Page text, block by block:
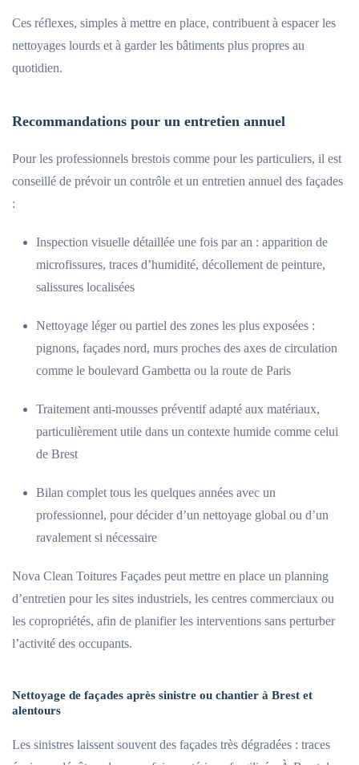
Ces réflexes, simples à mettre en place, contribuent à espacer les
nettoyages lourds et à garder les bâtiments plus propres au
quotidien.
Recommandations pour un entretien annuel
Pour les professionnels brestois comme pour les particuliers, il est
conseillé de prévoir un contrôle et un entretien annuel des façades
:
Inspection visuelle détaillée une fois par an : apparition de
microfissures, traces d’humidité, décollement de peinture,
salissures localisées
Nettoyage léger ou partiel des zones les plus exposées :
pignons, façades nord, murs proches des axes de circulation
comme le boulevard Gambetta ou la route de Paris
Traitement anti-mousses préventif adapté aux matériaux,
particulièrement utile dans un contexte humide comme celui
de Brest
Bilan complet tous les quelques années avec un
professionnel, pour décider d’un nettoyage global ou d’un
ravalement si nécessaire
Nova Clean Toitures Façades peut mettre en place un planning
d’entretien pour les sites industriels, les centres commerciaux ou
les copropriétés, afin de planifier les interventions sans perturber
l’activité des occupants.
Nettoyage de façades après sinistre ou chantier à Brest et
alentours
Les sinistres laissent souvent des façades très dégradées : traces